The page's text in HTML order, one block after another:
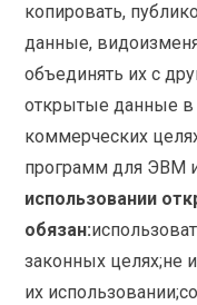
копировать,
данные,
объединять их с
открытые данные
коммерческих
программ для ЭВМ
использовании
обязан:
законных целях;не
их